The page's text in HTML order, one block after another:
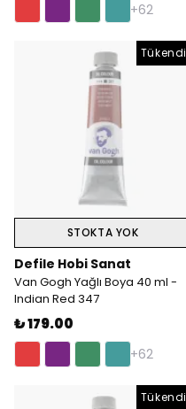
+62
Tükendi
STOKTA YOK
Defile Hobi Sanat
Van Gogh Yağlı Boya 40 ml -
Indian Red 347
₺ 179.00
+62
Tükendi